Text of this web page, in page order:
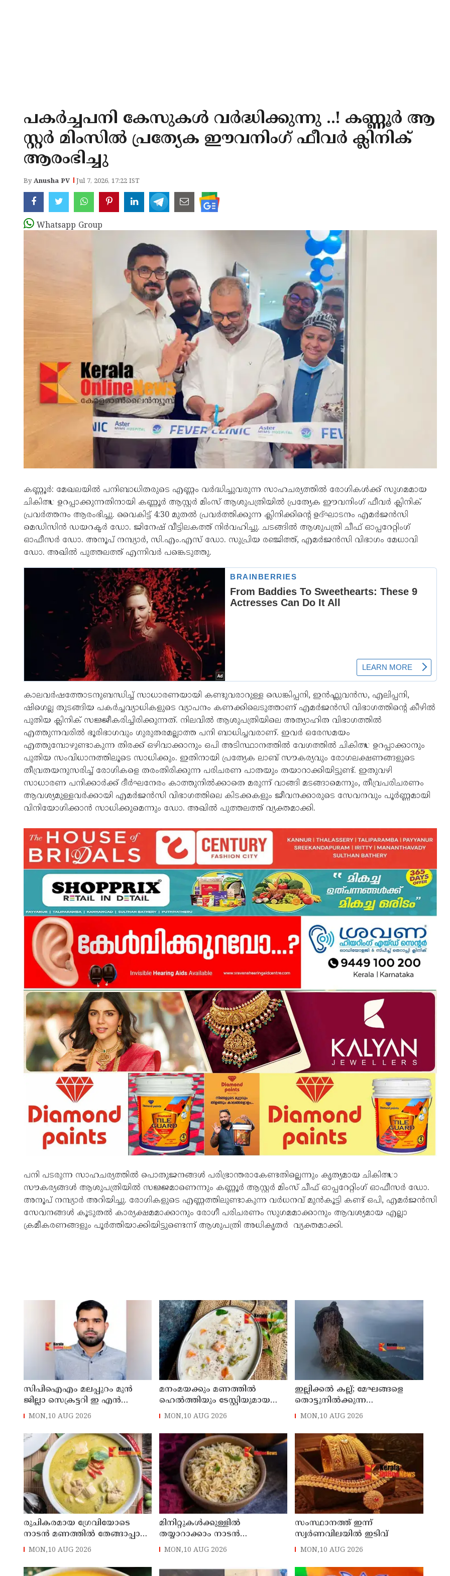
പകർച്ചപനി കേസുകൾ വർദ്ധിക്കുന്നു ..! കണ്ണൂർ ആ
സ്റ്റർ മിംസിൽ പ്രത്യേക ഈവനിംഗ് ഫീവർ ക്ലിനിക്
ആരംഭിച്ചു
ByAnusha PV Jul 7, 2026, 17:22 IST
Whatsapp Group
കണ്ണൂർ: മേഖലയിൽ പനിബാധിതരുടെ എണ്ണം വർദ്ധിച്ചുവരുന്ന സാഹചര്യത്തിൽ രോഗികൾക്ക് സുഗമമായ
ചികിത്സ ഉറപ്പാക്കുന്നതിനായി കണ്ണൂർ ആസ്റ്റർ മിംസ് ആശുപത്രിയിൽ പ്രത്യേക ഈവനിംഗ് ഫീവർ ക്ലിനിക്
പ്രവർത്തനം ആരംഭിച്ചു. വൈകിട്ട് 4:30 മുതൽ പ്രവർത്തിക്കുന്ന ക്ലിനിക്കിന്റെ ഉദ്ഘാടനം എമർജൻസി
മെഡിസിൻ ഡയറക്ടർ ഡോ. ജിനേഷ് വീട്ടിലകത്ത് നിർവഹിച്ചു. ചടങ്ങിൽ ആശുപത്രി ചീഫ് ഓപ്പറേറ്റിംഗ്
ഓഫീസർ ഡോ. അനൂപ് നമ്പ്യാർ, സി.എം.എസ് ഡോ. സുപ്രിയ രഞ്ജിത്ത്, എമർജൻസി വിഭാഗം മേധാവി
ഡോ. അഖിൽ പുത്തലത്ത് എന്നിവർ പങ്കെടുത്തു.
കാലവർഷത്തോടനുബന്ധിച്ച് സാധാരണയായി കണ്ടുവരാറുള്ള ഡെങ്കിപ്പനി, ഇൻഫ്ലുവൻസ, എലിപ്പനി,
ഷിഗെല്ല തുടങ്ങിയ പകർച്ചവ്യാധികളുടെ വ്യാപനം കണക്കിലെടുത്താണ് എമർജൻസി വിഭാഗത്തിന്റെ കീഴിൽ
പുതിയ ക്ലിനിക് സജ്ജീകരിച്ചിരിക്കുന്നത്. നിലവിൽ ആശുപത്രിയിലെ അത്യാഹിത വിഭാഗത്തിൽ
എത്തുന്നവരിൽ ഭൂരിഭാഗവും ഗുരുതരമല്ലാത്ത പനി ബാധിച്ചവരാണ്. ഇവർ ഒരേസമയം
എത്തുമ്പോഴുണ്ടാകുന്ന തിരക്ക് ഒഴിവാക്കാനും ഒപി അടിസ്ഥാനത്തിൽ വേഗത്തിൽ ചികിത്സ ഉറപ്പാക്കാനും
പുതിയ സംവിധാനത്തിലൂടെ സാധിക്കും. ഇതിനായി പ്രത്യേക ലാബ് സൗകര്യവും രോഗലക്ഷണങ്ങളുടെ
തീവ്രതയനുസരിച്ച് രോഗികളെ തരംതിരിക്കുന്ന പരിചരണ പാതയും തയാറാക്കിയിട്ടുണ്ട്. ഇതുവഴി
സാധാരണ പനിക്കാർക്ക് ദീർഘനേരം കാത്തുനിൽക്കാതെ മരുന്ന് വാങ്ങി മടങ്ങാമെന്നും, തീവ്രപരിചരണം
ആവശ്യമുള്ളവർക്കായി എമർജൻസി വിഭാഗത്തിലെ കിടക്കകളും ജീവനക്കാരുടെ സേവനവും പൂർണ്ണമായി
വിനിയോഗിക്കാൻ സാധിക്കുമെന്നും ഡോ. അഖിൽ പുത്തലത്ത് വ്യക്തമാക്കി.
പനി പടരുന്ന സാഹചര്യത്തിൽ പൊതുജനങ്ങൾ പരിഭ്രാന്തരാകേണ്ടതില്ലെന്നും കൃത്യമായ ചികിത്സാ
സൗകര്യങ്ങൾ ആശുപത്രിയിൽ സജ്ജമാണെന്നും കണ്ണൂർ ആസ്റ്റർ മിംസ് ചീഫ് ഓപ്പറേറ്റിംഗ് ഓഫീസർ ഡോ.
അനൂപ് നമ്പ്യാർ അറിയിച്ചു. രോഗികളുടെ എണ്ണത്തിലുണ്ടാകുന്ന വർധനവ് മുൻകൂട്ടി കണ്ട് ഒപി, എമർജൻസി
സേവനങ്ങൾ കൂടുതൽ കാര്യക്ഷമമാക്കാനും രോഗീ പരിചരണം സുഗമമാക്കാനും ആവശ്യമായ എല്ലാ
ക്രമീകരണങ്ങളും പൂർത്തിയാക്കിയിട്ടുണ്ടെന്ന് ആശുപത്രി അധികൃതർ വ്യക്തമാക്കി.
സിപിഐഎം മലപ്പുറം മുന്‍
ജില്ലാ സെക്രട്ടറി ഇ എൻ
മോഹൻദാസിൻ്റെ മകനെ
നിലയില്‍ കണ്ടെത്തി
MON,10 AUG 2026
മനംമയക്കും മണത്തിൽ
ഹെൽത്തിയും ടേസ്റ്റിയുമായ
വെജ് സ്റ്റൂ ഉണ്ടാക്കാം
MON,10 AUG 2026
ഇല്ലിക്കൽ കല്ല്; മേഘങ്ങളെ
തൊട്ടുനിൽക്കുന്ന
കോട്ടയത്തിന്റെ മലനിര
MON,10 AUG 2026
രുചികരമായ ഗ്രേവിയോടെ
നാടൻ മണത്തിൽ തേങ്ങാപ്പാൽ
ചിക്കൻ കറി തയ്യാറാക്കാം
MON,10 AUG 2026
മിനിറ്റുകൾക്കുള്ളിൽ
തയ്യാറാക്കാം നാടൻ
രുചിയിലുള്ള പ്രഭാതഭക്ഷണം
MON,10 AUG 2026
സംസ്ഥാനത്ത് ഇന്ന്
സ്വർണവിലയിൽ ഇടിവ്
MON,10 AUG 2026